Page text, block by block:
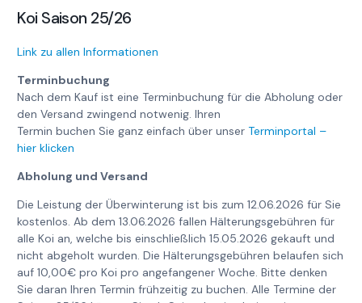
Koi Saison 25/26
Link zu allen Informationen
Terminbuchung
Nach dem Kauf ist eine Terminbuchung für die Abholung oder
den Versand zwingend notwenig. Ihren
Termin buchen Sie ganz einfach über unserTerminportal –
hier klicken
Abholung und Versand
Die Leistung der Überwinterung ist bis zum 12.06.2026 für Sie
kostenlos. Ab dem 13.06.2026 fallen Hälterungsgebühren für
alle Koi an, welche bis einschließlich 15.05.2026 gekauft und
nicht abgeholt wurden. Die Hälterungsgebühren belaufen sich
auf 10,00€ pro Koi pro angefangener Woche. Bitte denken
Sie daran Ihren Termin frühzeitig zu buchen. Alle Termine der